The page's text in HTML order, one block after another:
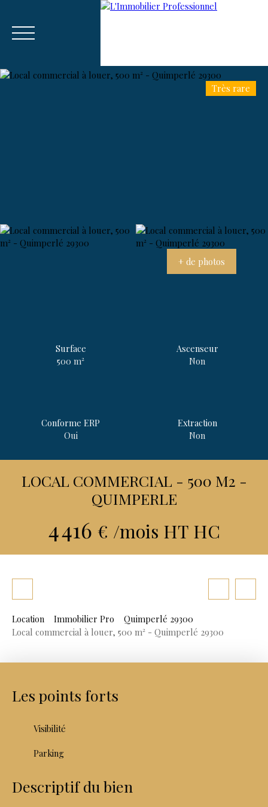
Très rare
+ de photos
Surface
500m²
Ascenseur
Non
Conforme ERP
Oui
Extraction
Non
LOCAL COMMERCIAL - 500 M2 -
QUIMPERLE
4 416 € /mois HT HC
Location Immobilier Pro
Quimperlé 29300
Local commercial à louer, 500 m² - Quimperlé 29300
Les points forts
Visibilité
Parking
Descriptif du bien